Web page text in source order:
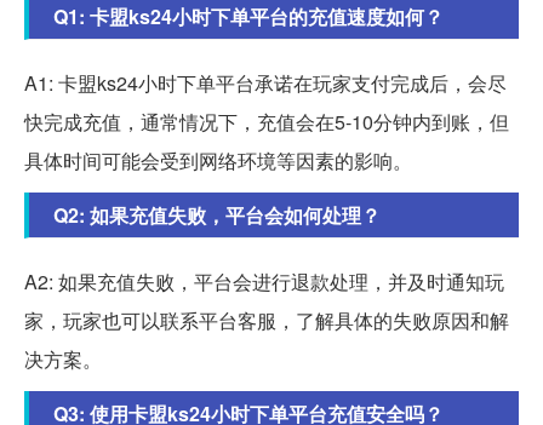
Q1: 卡盟ks24小时下单平台的充值速度如何？
A1: 卡盟ks24小时下单平台承诺在玩家支付完成后，会尽
快完成充值，通常情况下，充值会在5-10分钟内到账，但
具体时间可能会受到网络环境等因素的影响。
Q2: 如果充值失败，平台会如何处理？
A2: 如果充值失败，平台会进行退款处理，并及时通知玩
家，玩家也可以联系平台客服，了解具体的失败原因和解
决方案。
Q3: 使用卡盟ks24小时下单平台充值安全吗？